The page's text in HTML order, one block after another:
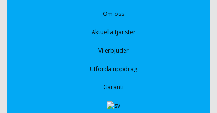
Om oss
Aktuella tjänster
Vi erbjuder
Utförda uppdrag
Garanti